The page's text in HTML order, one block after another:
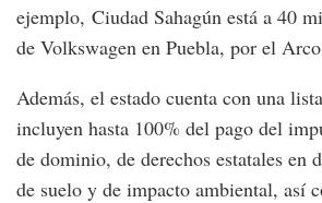
ejemplo, Ciudad Sahagún está a 40
de Volkswagen en Puebla, por el
Además, el estado cuenta con una
incluyen hasta 100% del pago del
de dominio, de derechos estatales en
de suelo y de impacto ambiental, así